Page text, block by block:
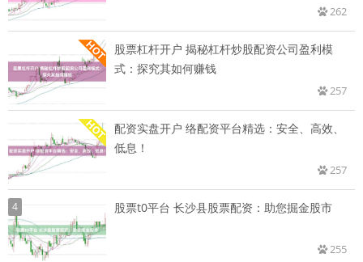
262
股票杠杆开户 揭秘杠杆炒股配资公司盈利模
式：探究其如何赚钱
257
配资实盘开户 络配资平台精选：安全、高效、
低息！
257
4 股票t0平台 长沙县股票配资：助您掘金股市
255